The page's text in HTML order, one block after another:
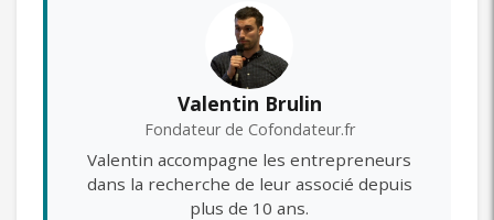
Valentin Brulin
Fondateur de Cofondateur.fr
Valentin accompagne les entrepreneurs
dans la recherche de leur associé depuis
plus de 10 ans.